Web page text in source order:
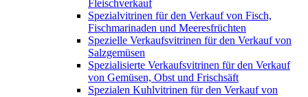
Fleischverkauf
Spezialvitrinen für den Verkauf von Fisch,
Fischmarinaden und Meeresfrüchten
Spezielle Verkaufsvitrinen für den Verkauf von
Salzgemüsen
Spezialisierte Verkaufsvitrinen für den Verkauf
von Gemüsen, Obst und Frischsäft
Spezialen Kuhlvitrinen für den Verkauf von